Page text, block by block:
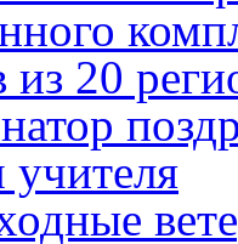
из 20
учителя